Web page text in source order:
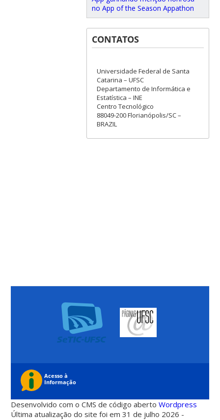
no App of the Season Appathon
CONTATOS
Universidade Federal de Santa
Catarina – UFSC
Departamento de Informática e
Estatística – INE
Centro Tecnológico
88049-200 Florianópolis/SC –
BRAZIL
Desenvolvido com o CMS de código abertoWordpress
Última atualização do site foi em 31 de julho 2026 -